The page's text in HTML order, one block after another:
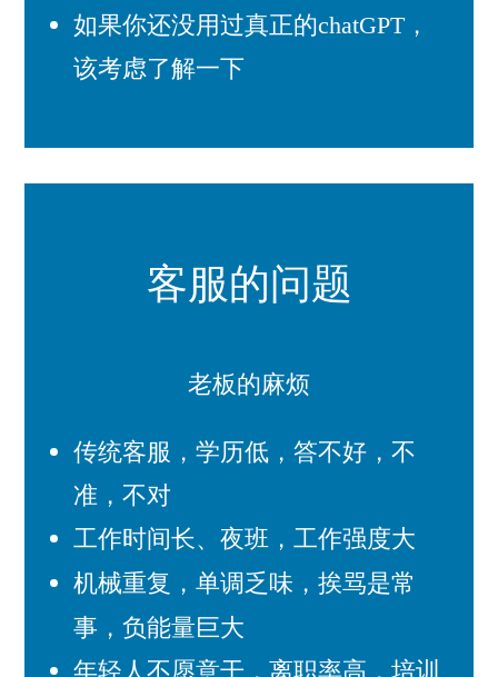
如果你还没用过真正的chatGPT，
该考虑了解一下
客服的问题
老板的麻烦
传统客服，学历低，答不好，不
准，不对
工作时间长、夜班，工作强度大
机械重复，单调乏味 ， 挨骂是常
事，负能量巨大